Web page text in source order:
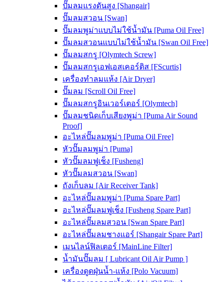
ปั๊มลมแรงดันสูง [Shangair]
ปั๊มลมสวอน [Swan]
ปั๊มลมพูม่าแบบไม่ใช้น้ำมัน [Puma Oil Free]
ปั๊มลมสวอนแบบไม่ใช้น้ำมัน [Swan Oil Free]
ปั๊มลมสกรู [Olymtech Screw]
ปั๊มลมสกรูเอฟเอสเคอร์ติส [FScurtis]
เครื่องทำลมแห้ง [Air Dryer]
ปั๊มลม [Scroll Oil Free]
ปั๊มลมสกรูอินเวอร์เตอร์ [Olymtech]
ปั๊มลมชนิดเก็บเสียงพูม่า [Puma Air Sound
Proof]
อะไหล่ปั๊มลมพูม่า [Puma Oil Free]
หัวปั๊มลมพูม่า [Puma]
หัวปั๊มลมฟูเช็ง [Fusheng]
หัวปั๊มลมสวอน [Swan]
ถังเก็บลม [Air Receiver Tank]
อะไหล่ปั๊มลมพูม่า [Puma Spare Part]
อะไหล่ปั๊มลมฟูเช็ง [Fusheng Spare Part]
อะไหล่ปั๊มลมสวอน [Swan Spare Part]
อะไหล่ปั๊มลมชางแอร์ [Shangair Spare Part]
เมนไลน์ฟิลเตอร์ [MainLine Filter]
น้ำมันปั๊มลม [ Lubricant Oil Air Pump ]
เครื่องดูดฝุ่นน้ำ-แห้ง [Polo Vacuum]